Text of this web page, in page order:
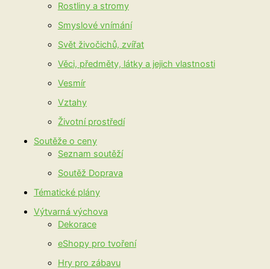
Rostliny a stromy
Smyslové vnímání
Svět živočichů, zvířat
Věci, předměty, látky a jejich vlastnosti
Vesmír
Vztahy
Životní prostředí
Soutěže o ceny
Seznam soutěží
Soutěž Doprava
Tématické plány
Výtvarná výchova
Dekorace
eShopy pro tvoření
Hry pro zábavu